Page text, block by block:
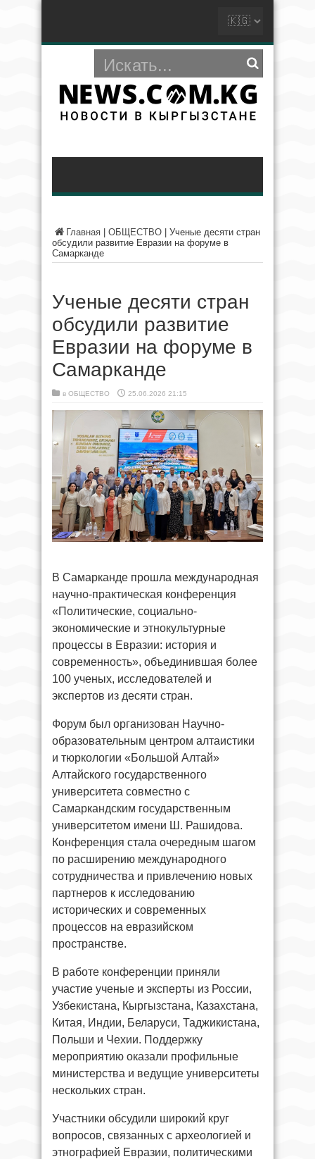
Главная ОБЩЕСТВО
Ученые десяти стран
обсудили развитие Евразии на форуме в
Самарканде
Ученые десяти стран
обсудили развитие
Евразии на форуме в
Самарканде
в ОБЩЕСТВО 25.06.2026 21:15
В Самарканде прошла международная
научно-практическая конференция
«Политические, социально-
экономические и этнокультурные
процессы в Евразии: история и
современность», объединившая более
100 ученых, исследователей и
экспертов из десяти стран.
Форум был организован Научно-
образовательным центром алтаистики
и тюркологии «Большой Алтай»
Алтайского государственного
университета совместно с
Самаркандским государственным
университетом имени Ш. Рашидова.
Конференция стала очередным шагом
по расширению международного
сотрудничества и привлечению новых
партнеров к исследованию
исторических и современных
процессов на евразийском
пространстве.
В работе конференции приняли
участие ученые и эксперты из России,
Узбекистана, Кыргызстана, Казахстана,
Китая, Индии, Беларуси, Таджикистана,
Польши и Чехии. Поддержку
мероприятию оказали профильные
министерства и ведущие университеты
нескольких стран.
Участники обсудили широкий круг
вопросов, связанных с археологией и
этнографией Евразии, политическими